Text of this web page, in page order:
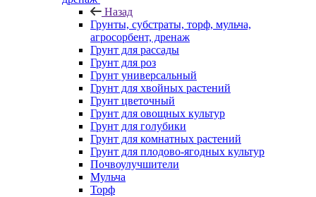
Назад
Грунты, субстраты, торф, мульча,
агросорбент, дренаж
Грунт для рассады
Грунт для роз
Грунт универсальный
Грунт для хвойных растений
Грунт цветочный
Грунт для овощных культур
Грунт для голубики
Грунт для комнатных растений
Грунт для плодово-ягодных культур
Почвоулучшители
Мульча
Торф